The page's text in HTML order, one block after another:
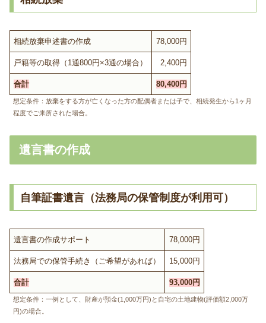
相続放棄申述書の作成 78,000円
戸籍等の取得（1通800円×3通の場合） 2,400円
合計 80,400円
想定条件：放棄をする方が亡くなった方の配偶者または子で、相続発生から1ヶ月
程度でご来所された場合。
遺言書の作成
自筆証書遺言（法務局の保管制度が利用可）
遺言書の作成サポート 78,000円
法務局での保管手続き（ご希望があれば） 15,000円
合計 93,000円
想定条件：一例として、財産が預金(1,000万円)と自宅の土地建物(評価額2,000万
円)の場合。